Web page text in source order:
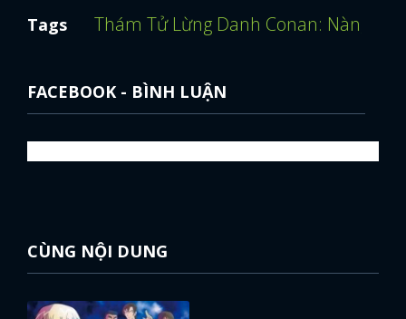
Tags Thám Tử Lừng Danh Conan: Nàng
FACEBOOK - BÌNH LUẬN
CÙNG NỘI DUNG